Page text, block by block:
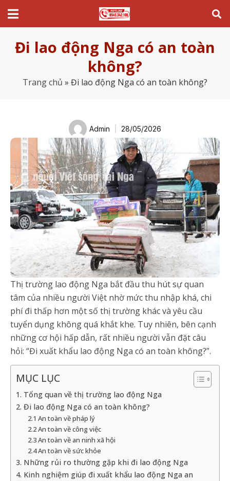
Đi lao động Nga có an toàn
không?
Trang chủ » Đi lao động Nga có an toàn không?
Admin 28/05/2026
Thị trường lao động Nga bắt đầu thu hút sự quan
tâm của nhiều người Việt nhờ mức thu nhập khá, chi
phí đi thấp hơn một số thị trường khác và yêu cầu
tuyển dụng không quá khắt khe. Tuy nhiên, bên cạnh
những cơ hội hấp dẫn, rất nhiều người vẫn đặt câu
hỏi: “Đi xuất khẩu lao động Nga có an toàn không?”.
MỤC LỤC
1. Tổng quan về thị trường lao động Nga
2. Đi lao động Nga có an toàn không?
2.1 An toàn về pháp lý
2.2 An toàn về công việc
2.3 An toàn về an ninh xã hội
2.4 An toàn về sức khỏe
3. Những rủi ro thường gặp khi đi lao động Nga
4. Kinh nghiệm giúp đi xuất khẩu lao động Nga an